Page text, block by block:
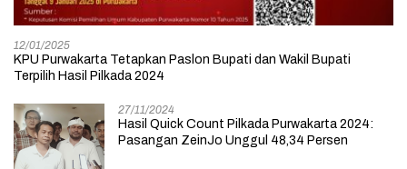
12/01/2025
KPU Purwakarta Tetapkan Paslon Bupati dan Wakil Bupati
Terpilih Hasil Pilkada 2024
27/11/2024
Hasil Quick Count Pilkada Purwakarta 2024:
Pasangan ZeinJo Unggul 48,34 Persen